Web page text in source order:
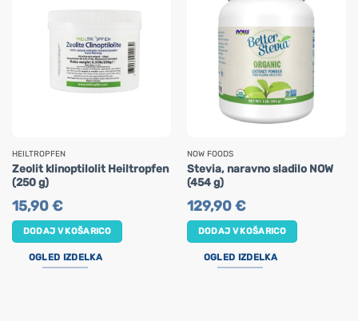
HEILTROPFEN
Zeolit klinoptilolit Heiltropfen
(250 g)
15,90€
DODAJ V KOŠARICO
OGLED IZDELKA
NOW FOODS
Stevia, naravno sladilo NOW
(454 g)
129,90€
DODAJ V KOŠARICO
OGLED IZDELKA